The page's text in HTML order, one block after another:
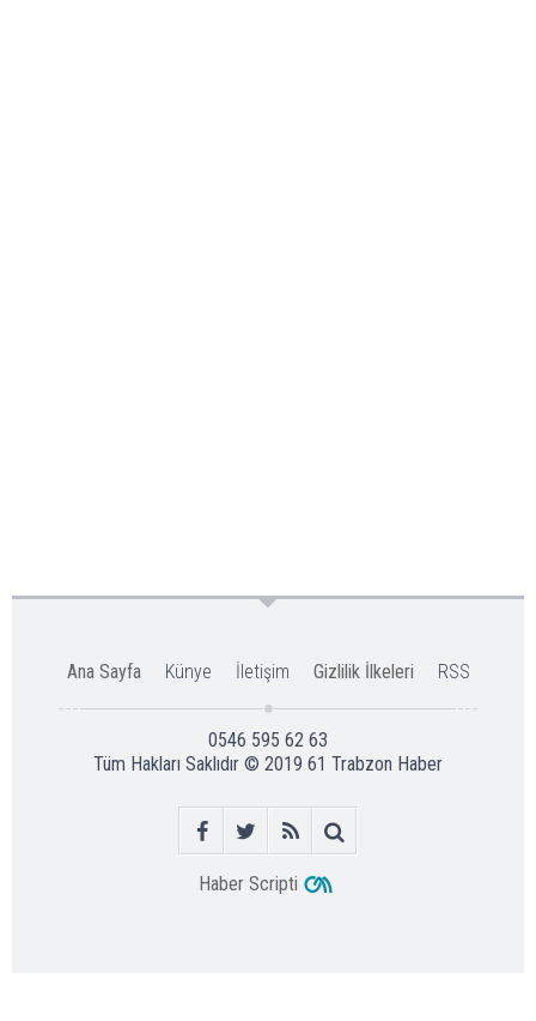
Ana Sayfa Künye İletişim Gizlilik İlkeleri RSS
0546 595 62 63
Tüm Hakları Saklıdır © 2019 61 Trabzon Haber
Haber Scripti